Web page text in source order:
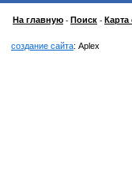
На главную - Поиск - Карта
создание сайта: Aplex